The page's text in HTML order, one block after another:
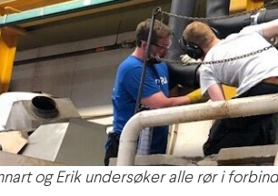
og Erik undersøker alle rør i